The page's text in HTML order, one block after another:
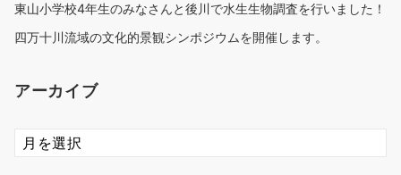
東山小学校4年生のみなさんと後川で水生生物調査を行いました！
四万十川流域の文化的景観シンポジウムを開催します。
アーカイブ
ア
ー